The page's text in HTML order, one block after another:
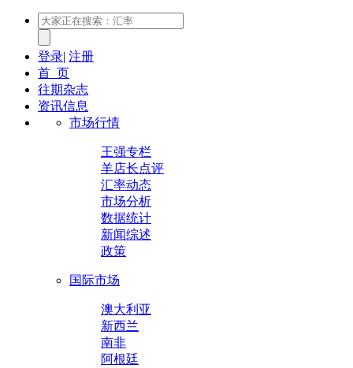
登录| 注册
首 页
往期杂志
资讯信息
市场行情
王强专栏
羊店长点评
汇率动态
市场分析
数据统计
新闻综述
政策
国际市场
澳大利亚
新西兰
南非
阿根廷